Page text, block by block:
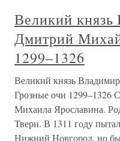
Великий
Дмитрий
1299–1326
Великий князь
Грозные очи 1299–1326
Михаила Ярославина.
Твери. В 1311 году
Нижний Новгород, но